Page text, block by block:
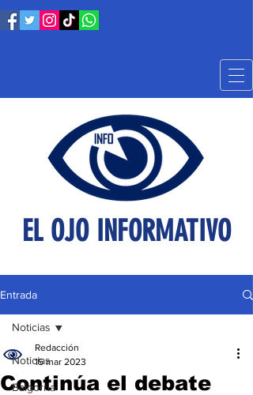
EL OJO INFORMATIVO
Entrada
Noticias
Baigorria
Noticias
Continúa el debate
Redacción
15 mar 2023